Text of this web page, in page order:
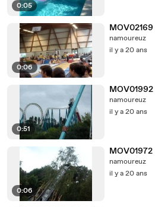
0:05
0:06
MOV02169
namoureuz
il y a 20 ans
0:51
MOV01992
namoureuz
il y a 20 ans
0:06
MOV01972
namoureuz
il y a 20 ans